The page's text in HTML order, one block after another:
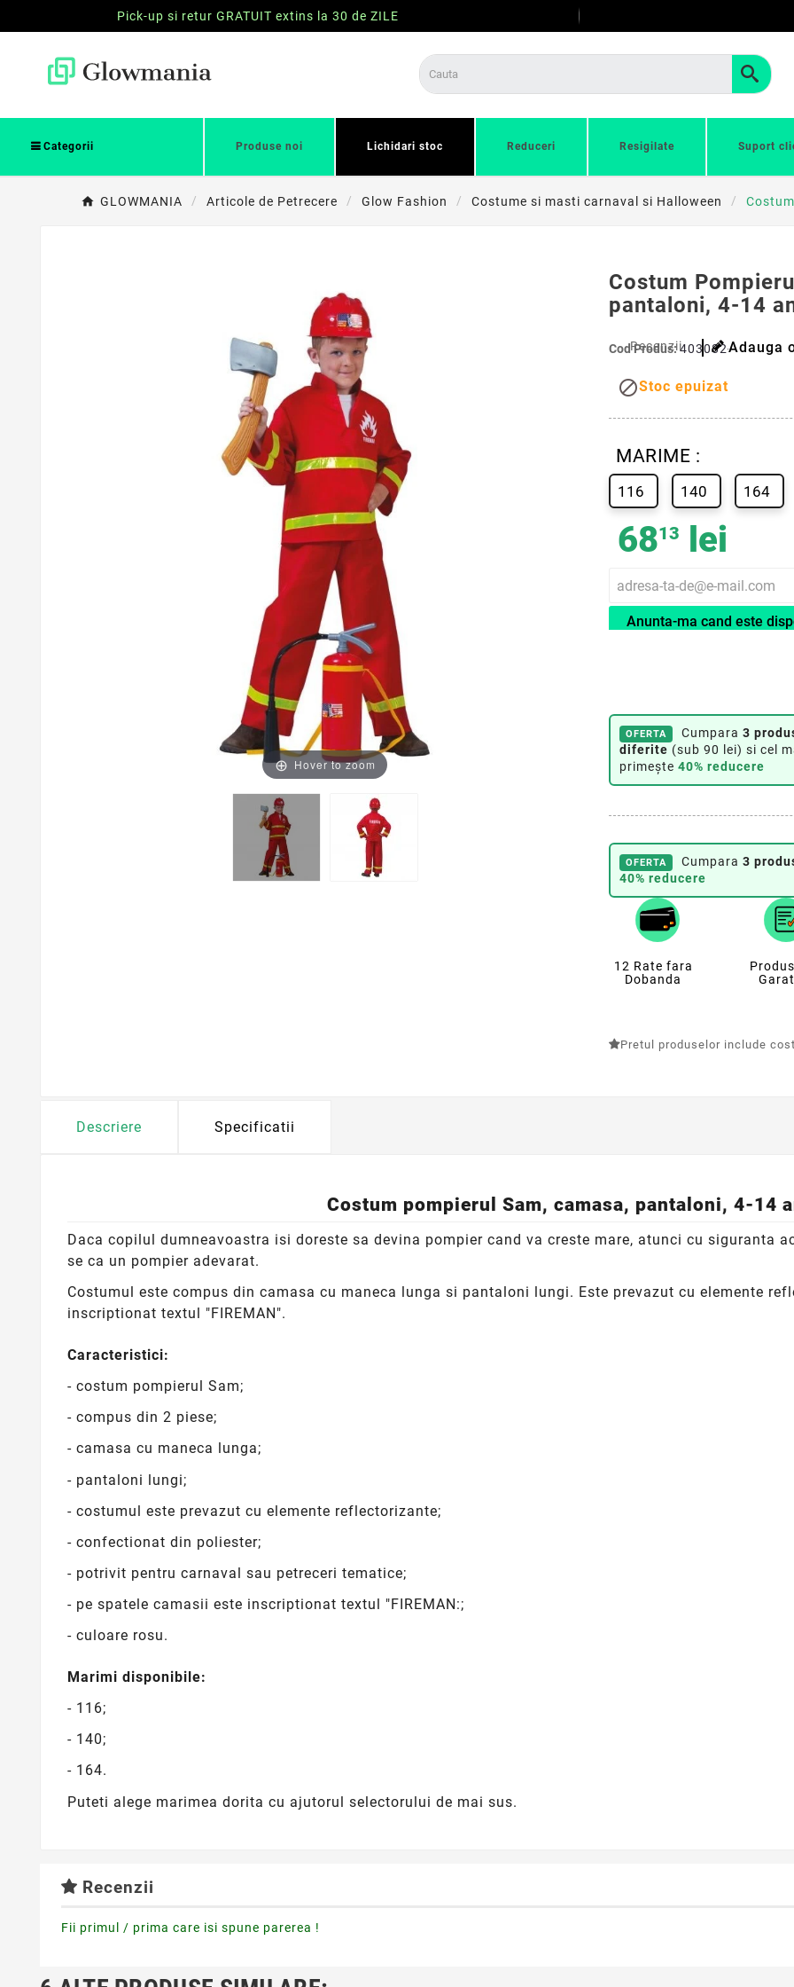
Pick-up si retur GRATUIT extins la 30 de ZILE
Categorii Produse noi Lichidari stoc Reduceri Resigilate Suport
GLOWMANIA Articole de Petrecere Glow Fashion Costume si masti carnaval si Halloween
Hover to zoom
Costum
pantaloni, 4-14
Cod Produs:403082-140
Recenzii Adauga
Stoc epuizat
MARIME :
116 140 164
6813 lei
Anunta-ma cand este
OFERTA Cumpara 3
diferite (sub 90 lei) si cel
primește 40% reducere
OFERTA Cumpara 3
40% reducere
12 Rate fara
Dobanda
Pretul produselor include
Descriere Specificatii
Costum pompierul Sam, camasa, pantaloni, 4-14
Daca copilul dumneavoastra isi doreste sa devina pompier cand va creste mare, atunci cu siguranta
se ca un pompier adevarat.
Costumul este compus din camasa cu maneca lunga si pantaloni lungi. Este prevazut cu elemente
inscriptionat textul "FIREMAN".
Caracteristici:
- costum pompierul Sam;
- compus din 2 piese;
- camasa cu maneca lunga;
- pantaloni lungi;
- costumul este prevazut cu elemente reflectorizante;
- confectionat din poliester;
- potrivit pentru carnaval sau petreceri tematice;
- pe spatele camasii este inscriptionat textul "FIREMAN:;
- culoare rosu.
Marimi disponibile:
- 116;
- 140;
- 164.
Puteti alege marimea dorita cu ajutorul selectorului de mai sus.
Recenzii
Fii primul / prima care isi spune parerea !